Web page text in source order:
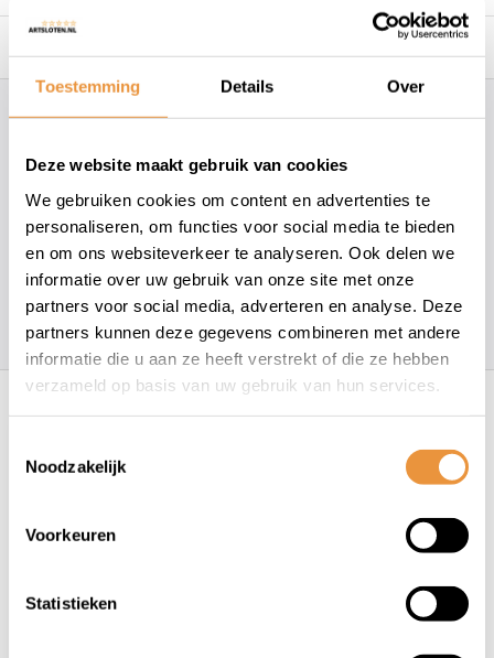
Toestemming Details Over
Deze website maakt gebruik van cookies
We gebruiken cookies om content en advertenties te
personaliseren, om functies voor social media te bieden
en om ons websiteverkeer te analyseren. Ook delen we
informatie over uw gebruik van onze site met onze
partners voor social media, adverteren en analyse. Deze
partners kunnen deze gegevens combineren met andere
informatie die u aan ze heeft verstrekt of die ze hebben
verzameld op basis van uw gebruik van hun services.
Noodzakelijk
Voorkeuren
Statistieken
Hoe kunnen wij je helpen?
+31 78 780 2330
info@artsloten.nl
157 klanten geven een
Recent bekeken